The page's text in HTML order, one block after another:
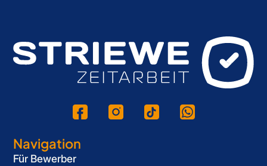
Navigation
Für Bewerber